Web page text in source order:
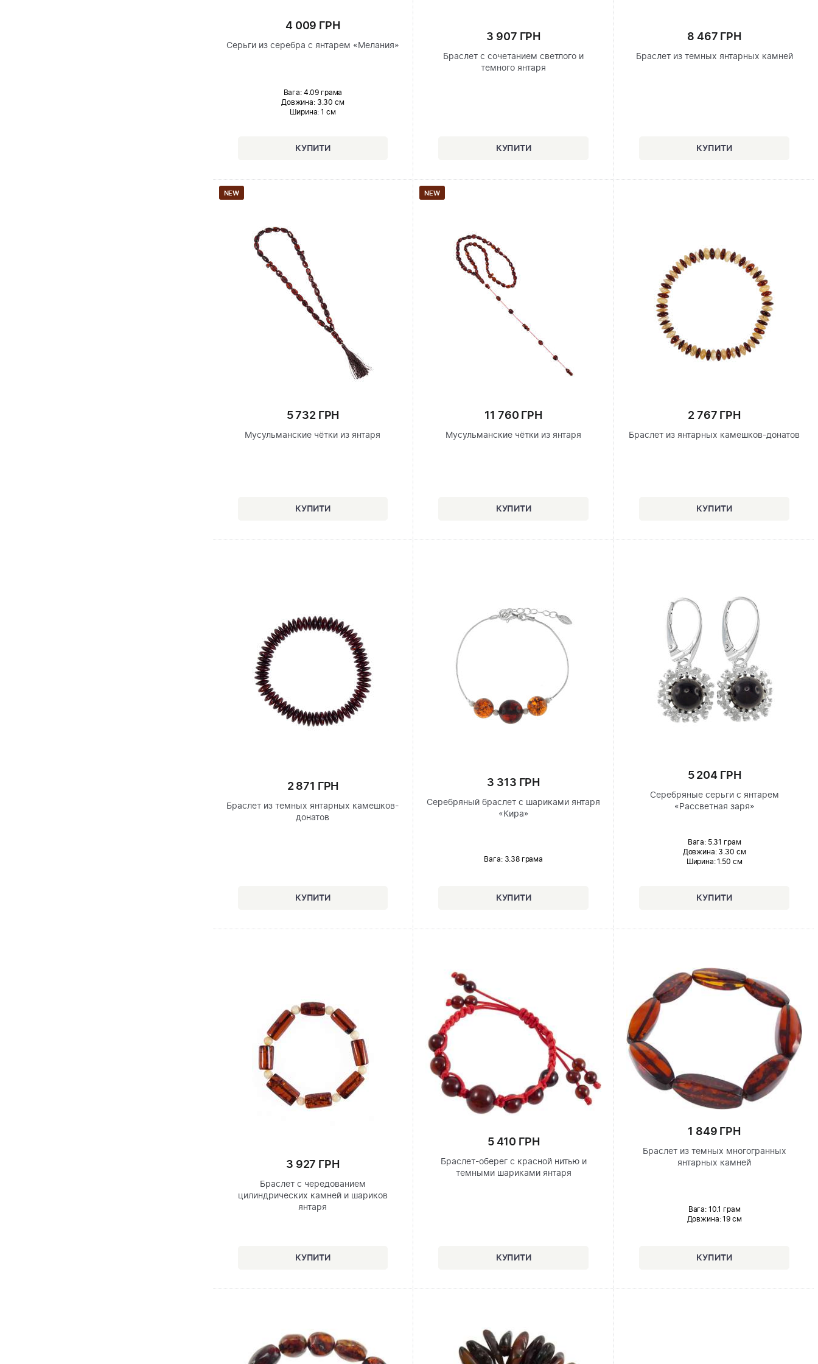
4 009 ГРН
Серьги из серебра с янтарем «Мелания»
Вага: 4.09 грама
Довжина:3.30 см
Ширина: 1 см
3 907 ГРН
Браслет с сочетанием светлого и
темного янтаря
8 467 ГРН
Браслет из темных янтарных камней
NEW
5 732 ГРН
Мусульманские чётки из янтаря
NEW
11 760 ГРН
Мусульманские чётки из янтаря
2 767 ГРН
Браслет из янтарных камешков-донатов
2 871 ГРН
Браслет из темных янтарных камешков-
донатов
3 313 ГРН
Серебряный браслет с шариками янтаря
«Кира»
Вага: 3.38 грама
5 204 ГРН
Серебряные серьги с янтарем
«Рассветная заря»
Вага: 5.31 грам
Довжина:3.30 см
Ширина: 1.50 см
3 927 ГРН
Браслет с чередованием
цилиндрических камней и шариков
янтаря
5 410 ГРН
Браслет-оберег с красной нитью и
темными шариками янтаря
1 849 ГРН
Браслет из темных многогранных
янтарных камней
Вага: 10.1 грам
Довжина:19 см